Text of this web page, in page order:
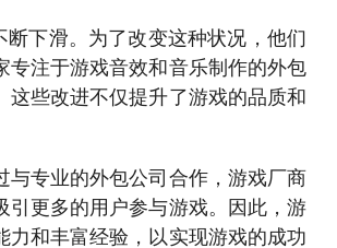
下滑。为了改变这种状况，他们
注于游戏音效和音乐制作的外包
些改进不仅提升了游戏的品质和
专业的外包公司合作，游戏厂商
更多的用户参与游戏。因此，游
和丰富经验，以实现游戏的成功